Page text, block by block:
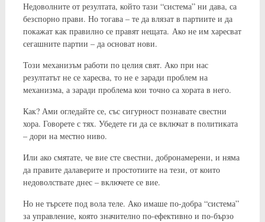
Недоволните от резултата, който тази “система” ни дава, са
безспорно прави. Но тогава – те да влязат в партиите и да
покажат как правилно се правят нещата. Ако не им харесват
сегашните партии – да основат нови.
Този механизъм работи по целия свят. Ако при нас
резултатът не се харесва, то не е заради проблем на
механизма, а заради проблема кои точно са хората в него.
Как? Ами огледайте се, със сигурност познавате свестни
хора. Говорете с тях. Убедете ги да се включат в политиката
– дори на местно ниво.
Или ако смятате, че вие сте свестни, добронамерени, и няма
да правите далаверите и простотиите на тези, от които
недоволствате днес – включете се вие.
Но не търсете под вола теле. Ако имаше по-добра “система”
за управление, която значително по-ефективно и по-бързо